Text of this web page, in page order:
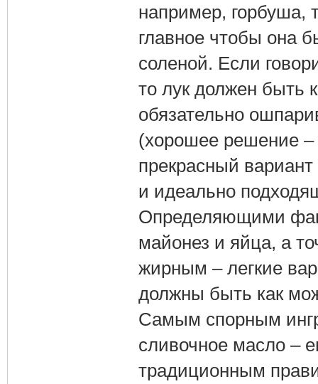
например, горбуша,
главное чтобы она
соленой. Если
то лук должен быть
обязательно
(хорошее решение –
прекрасный
и идеально
Определяющими
майонез и яйца, а
жирным – легкие
должны быть как
Самым спорным
сливочное масло –
традиционным